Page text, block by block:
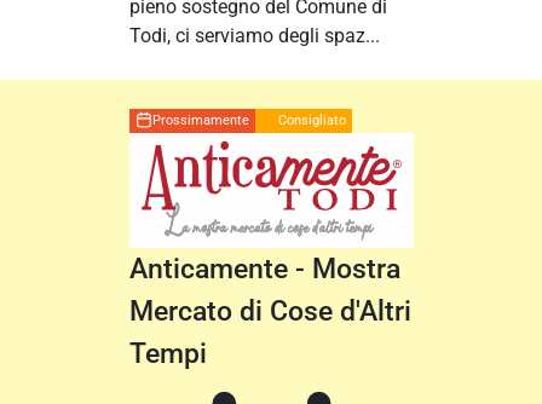
pieno sostegno del Comune di
Todi, ci serviamo degli spaz...
Prossimamente Consigliato
Anticamente - Mostra
Mercato di Cose d'Altri
Tempi